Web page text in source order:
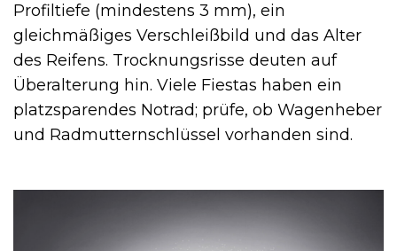
Profiltiefe (mindestens 3 mm), ein
gleichmäßiges Verschleißbild und das Alter
des Reifens. Trocknungsrisse deuten auf
Überalterung hin. Viele Fiestas haben ein
platzsparendes Notrad; prüfe, ob Wagenheber
und Radmutternschlüssel vorhanden sind.